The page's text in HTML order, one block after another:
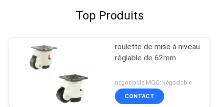
Top Produits
roulette de mise à niveau
réglable de 62mm
négociable MOQ:Négociable
CONTACT